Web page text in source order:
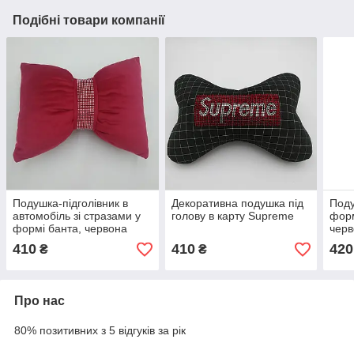
Подібні товари компанії
Подушка-підголівник в
автомобіль зі стразами у
формі банта, червона
410 ₴
Декоративна подушка під
голову в карту Supreme
410₴ 420
Про нас
80% позитивних з 5 відгуків за рік